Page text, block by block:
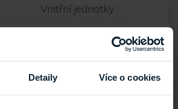
Detaily Více o cookies
Vnitřní jednotky
SB2(1210/1209),
SB1(4888C)